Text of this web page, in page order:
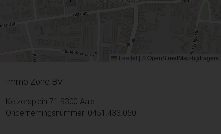
Leaflet | © OpenStreetMap-bijdragers
Immo Zone BV
Keizersplein 71 9300 Aalst
Ondernemingsnummer: 0451.433.050